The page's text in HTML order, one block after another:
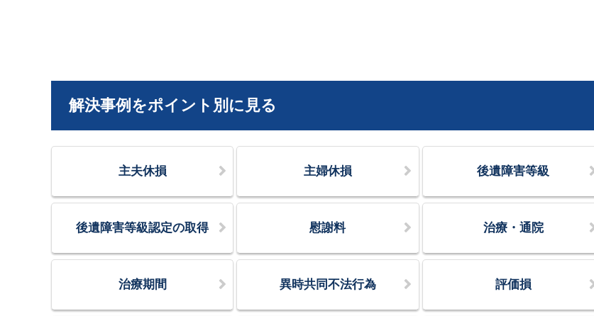
解決事例をポイント別に見る
主夫休損 主婦休損 後遺障害等級
後遺障害等級認定の取得 慰謝料 治療・通院
治療期間 異時共同不法行為 評価損